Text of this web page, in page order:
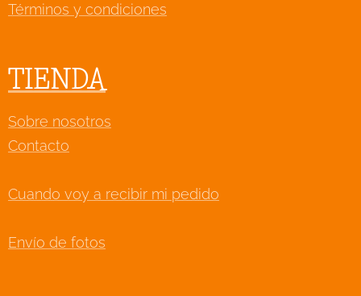
Términos y condiciones
TIENDA
Sobre nosotros
Contacto
Cuando voy a recibir mi pedido
Envío de fotos